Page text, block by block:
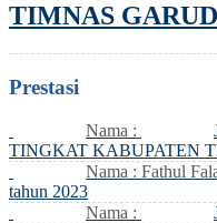
TIMNAS
Prestasi
Nama :
TINGKAT KABUPATEN
Nama : Fathul
tahun 2023
Nama :